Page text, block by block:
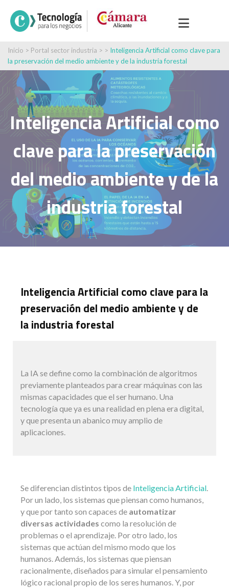
Inicio > Portal sector industria > > Inteligencia Artificial como clave para
la preservación del medio ambiente y de la industria forestal
Inteligencia Artificial como
clave para la preservación
del medio ambiente y de la
industria forestal
Inteligencia Artificial como clave para la
preservación del medio ambiente y de
la industria forestal
La IA se define como la combinación de algoritmos
previamente planteados para crear máquinas con las
mismas capacidades que el ser humano. Una
tecnología que ya es una realidad en plena era digital,
y que presenta un abanico muy amplio de
aplicaciones.
Se diferencian distintos tipos de Inteligencia Artificial.
Por un lado, los sistemas que piensan como humanos,
y que por tanto son capaces de automatizar
diversas actividades como la resolución de
problemas o el aprendizaje. Por otro lado, los
sistemas que actúan del mismo modo que los
humanos. Además, los sistemas que piensan
racionalmente, diseñados para simular el pensamiento
lógico racional propio de los seres humanos. Y, por